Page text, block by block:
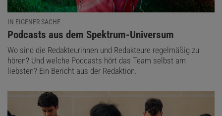
IN EIGENER SACHE
:
Podcasts aus dem Spektrum-Universum
Wo sind die Redakteurinnen und Redakteure regelmäßig zu
hören? Und welche Podcasts hört das Team selbst am
liebsten? Ein Bericht aus der Redaktion.